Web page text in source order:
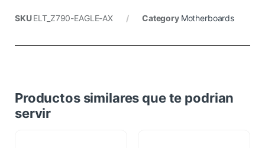
SKUELT_Z790-EAGLE-AX Category Motherboards
Productos similares que te podrian
servir